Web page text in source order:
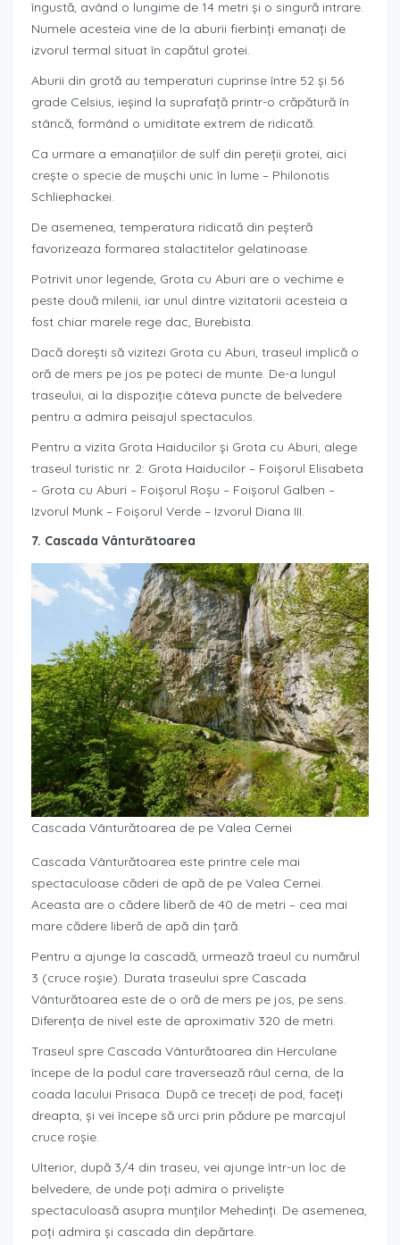
îngustă, având o lungime de 14 metri și o singură intrare.
Numele acesteia vine de la aburii fierbinți emanați de
izvorul termal situat în capătul grotei.
Aburii din grotă au temperaturi cuprinse între 52 și 56
grade Celsius, ieșind la suprafață printr-o crăpătură în
stâncă, formând o umiditate extrem de ridicată.
Ca urmare a emanațiilor de sulf din pereții grotei, aici
crește o specie de mușchi unic în lume – Philonotis
Schliephackei.
De asemenea, temperatura ridicată din peșteră
favorizeaza formarea stalactitelor gelatinoase.
Potrivit unor legende, Grota cu Aburi are o vechime e
peste două milenii, iar unul dintre vizitatorii acesteia a
fost chiar marele rege dac, Burebista.
Dacă dorești să vizitezi Grota cu Aburi, traseul implică o
oră de mers pe jos pe poteci de munte. De-a lungul
traseului, ai la dispoziție câteva puncte de belvedere
pentru a admira peisajul spectaculos.
Pentru a vizita Grota Haiducilor și Grota cu Aburi, alege
traseul turistic nr. 2: Grota Haiducilor – Foișorul Elisabeta
– Grota cu Aburi – Foișorul Roșu – Foișorul Galben –
Izvorul Munk – Foișorul Verde – Izvorul Diana III.
7. Cascada Vânturătoarea
Cascada Vânturătoarea de pe Valea Cernei
Cascada Vânturătoarea este printre cele mai
spectaculoase căderi de apă de pe Valea Cernei.
Aceasta are o cădere liberă de 40 de metri – cea mai
mare cădere liberă de apă din țară.
Pentru a ajunge la cascadă, urmează traeul cu numărul
3 (cruce roșie). Durata traseului spre Cascada
Vânturătoarea este de o oră de mers pe jos, pe sens.
Diferența de nivel este de aproximativ 320 de metri.
Traseul spre Cascada Vânturătoarea din Herculane
începe de la podul care traversează râul cerna, de la
coada lacului Prisaca. După ce treceți de pod, faceți
dreapta, și vei începe să urci prin pădure pe marcajul
cruce roșie.
Ulterior, după 3/4 din traseu, vei ajunge într-un loc de
belvedere, de unde poți admira o priveliște
spectaculoasă asupra munților Mehedinți. De asemenea,
poți admira și cascada din depărtare.